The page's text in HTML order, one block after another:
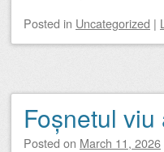
Posted in Uncategorized |
Foșnetul
Posted on March 11, 2026